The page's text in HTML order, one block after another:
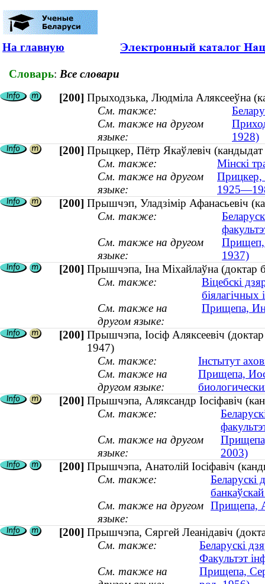
На главную
Словарь: Все словари
[200] Прыходзька, Людміла Аляксееўна
См. также:
См. также на другом
языке:
1928)
[200] Прыцкер, Пётр Якаўлевіч
См. также:
Мінскі
См. также на другом
языке:
Прицкер,
[200] Прышчэп, Уладзімір Афанасьевіч
См. также:
См. также на другом
языке:
Прищеп,
1937)
[200] Прышчэпа, Іна Міхайлаўна (доктар
См. также:
Віцебскі
біялагічных
См. также на
другом языке:
Прищепа,
[200] Прышчэпа, Іосіф Аляксеевіч
1947)
См. также:
Інстытут
См. также на
другом языке:
Прищепа,
[200] Прышчэпа, Аляксандр Іосіфавіч
См. также:
См. также на другом
языке:
2003)
[200] Прышчэпа, Анатолій Іосіфавіч
См. также:
Беларускі
См. также на другом
языке:
Прищепа,
[200] Прышчэпа, Сяргей Леанідавіч
См. также:
Беларускі
Факультэт
См. также на
Прищепа,